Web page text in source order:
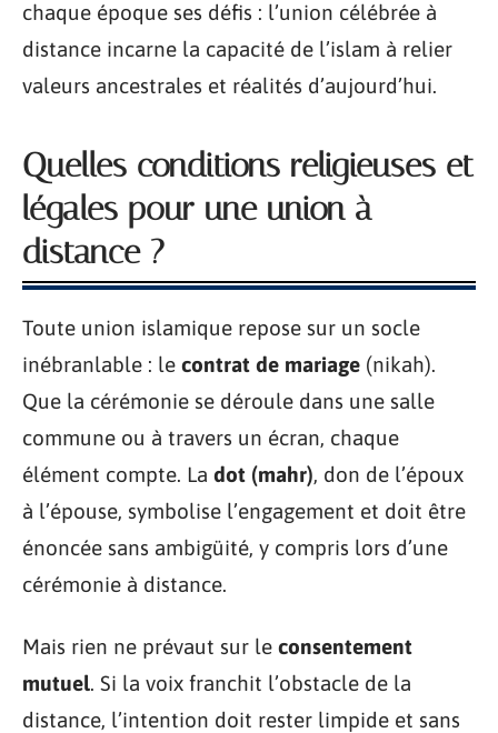
chaque époque ses défis : l’union célébrée à
distance incarne la capacité de l’islam à relier
valeurs ancestrales et réalités d’aujourd’hui.
Quelles conditions religieuses et
légales pour une union à
distance ?
Toute union islamique repose sur un socle
inébranlable : le contrat de mariage (nikah).
Que la cérémonie se déroule dans une salle
commune ou à travers un écran, chaque
élément compte. La dot (mahr), don de l’époux
à l’épouse, symbolise l’engagement et doit être
énoncée sans ambigüité, y compris lors d’une
cérémonie à distance.
Mais rien ne prévaut sur le consentement
mutuel. Si la voix franchit l’obstacle de la
distance, l’intention doit rester limpide et sans